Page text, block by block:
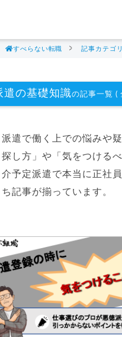
すべらない転職 記事カテゴ
遣の基礎知識の記事一覧 (
派遣で働く上での悩みや
探し方」や「気をつける
介予定派遣で本当に正社
ち記事が揃っています。